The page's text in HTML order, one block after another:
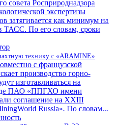
совета Росприроднадзора
экспертизы
затягивается как минимум на
ТАСС. По его словам, сроки
технику с «ARAMINE»
с французской
производство горно-
изготавливаться на
ПАО «ППГХО имени
соглашение на XXIII
Russia». По словам...